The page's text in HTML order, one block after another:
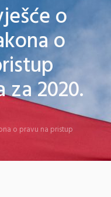
o
o
2020.
o pravu na pristup